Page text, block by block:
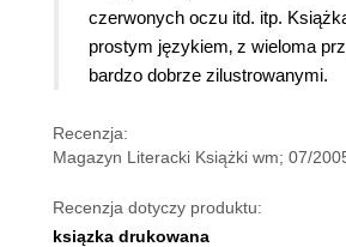
czerwonych oczu itd. itp.
prostym językiem‚ z wieloma
bardzo dobrze zilustrowanymi.
Recenzja:
Magazyn Literacki Książki wm; 07/
Recenzja dotyczy produktu:
ksiązka drukowana